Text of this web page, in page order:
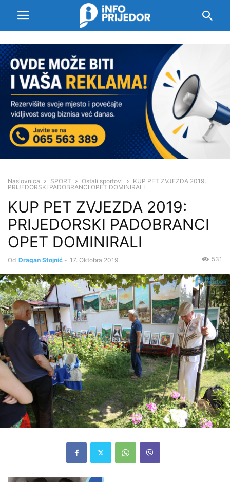
Naslovnica SPORT Ostali sportovi
KUP PET ZVJEZDA 2019:
PRIJEDORSKI PADOBRANCI OPET DOMINIRALI
KUP PET ZVJEZDA 2019:
PRIJEDORSKI PADOBRANCI
OPET DOMINIRALI
Od Dragan Stojnić - 17. Oktobra 2019. 531